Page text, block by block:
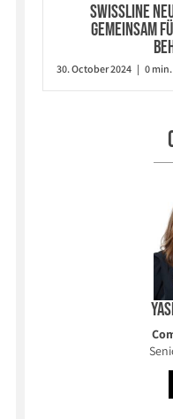
SWISSLINE
GEMEINSAM
30. October 2024 | 0